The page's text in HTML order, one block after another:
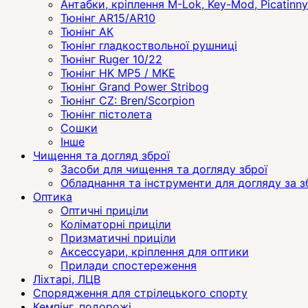
Антабки, кріплення M-Lok, Key-Mod, Picatinny
Тюнінг AR15/AR10
Тюнінг АК
Тюнінг гладкоствольної рушниці
Тюнінг Ruger 10/22
Тюнінг HK MP5 / MKE
Тюнінг Grand Power Stribog
Тюнінг CZ: Bren/Scorpion
Тюнінг пістолета
Сошки
Інше
Чищення та догляд зброї
Засоби для чищення та догляду зброї
Обладнання та інструменти для догляду за
Оптика
Оптичні приціли
Коліматорні приціли
Призматичні приціли
Аксессуари, кріплення для оптики
Прилади спостереження
Ліхтарі, ЛЦВ
Спорядження для стрілецького спорту